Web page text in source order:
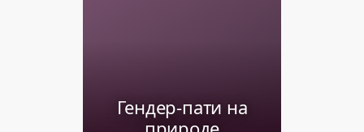
Гендер-пати на